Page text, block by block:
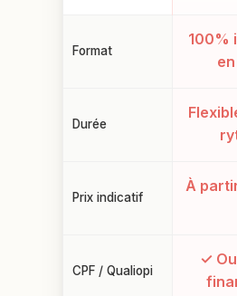
Format
100%
Durée
Prix indicatif
À
CPF / Qualiopi
✓